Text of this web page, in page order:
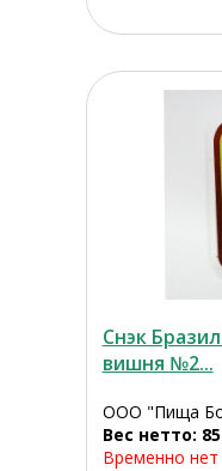
Снэк
вишня №2...
ООО "Пища
Вес нетто:
Временно нет